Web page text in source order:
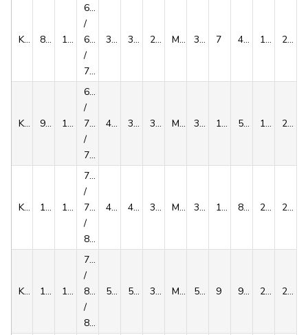
KLPP080 80 145
60
/
65
/
70
37.8 32.5 25 M8x30 30 7 4000/4875/5750 133/150/164 243
KLPP090 90 155
65
/
70
/
75
44.3 39 30 M8x35 30 10 5938/7500/9063 183/214/242 257
KLPP100 100 170
70
/
75
/
80
49.3 44 34 M8x35 30 12 8625/9375/11250 246/250/281 245
KLPP110 110 185
75
/
80
/
85
56.4 50 39 M10x40 59 9 9000/11250/13500 240/281/318 232